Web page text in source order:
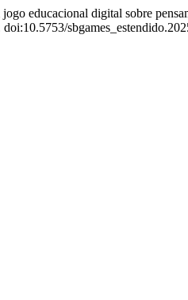
educacional digital sobre